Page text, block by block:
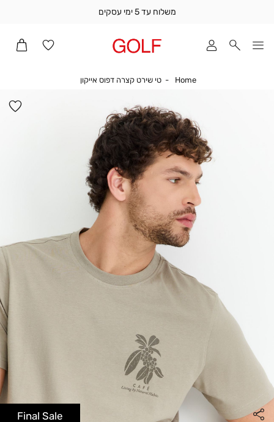
משלוח עד 5 ימי עסקים
Home
Homeטי שירט קצרה דפוס אייקון
Final Sale